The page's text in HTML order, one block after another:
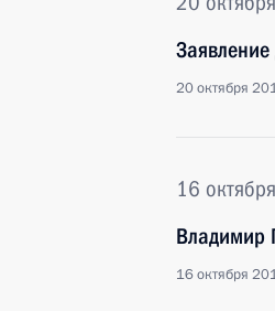
20 октября
16
Владимир
16 октября